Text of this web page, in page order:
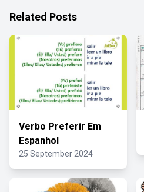
Related Posts
Verbo Preferir Em
Espanhol
25 September 2024